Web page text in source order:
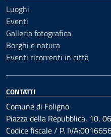
Luoghi
Eventi
Galleria fotografica
Borghi e natura
Eventi ricorrenti in città
CONTATTI
Comune di Foligno
Piazza della Repubblica, 10,
Codice fiscale / P.